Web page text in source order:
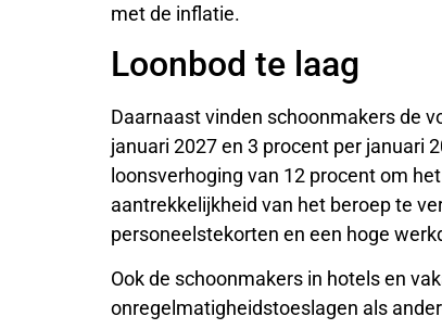
met de inflatie.
Loonbod te laag
Daarnaast vinden schoonmakers de
januari 2027 en 3 procent per januari
loonsverhoging van 12 procent om
aantrekkelijkheid van het beroep te
personeelstekorten en een hoge
Ook de schoonmakers in hotels en
onregelmatigheidstoeslagen als